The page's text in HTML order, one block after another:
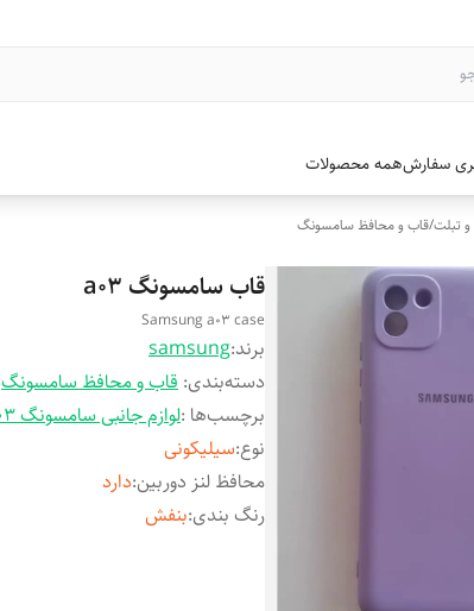
سفارشهمه محصولات
تبلت/قاب و محافظ سامسونگ
قاب سامسونگ a03
Samsung a03 case
برند:samsung
دسته‌بندی: قاب و محافظ سامسونگ
برچسب‌ها :لوازم جانبی سامسونگ a03
نوع:سیلیکونی
محافظ لنز دوربین:دارد
رنگ بندی:بنفش